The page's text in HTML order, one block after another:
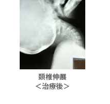
頚椎伸展
＜治療後＞